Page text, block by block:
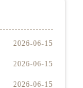
2026-06-15
2026-06-15
2026-06-15